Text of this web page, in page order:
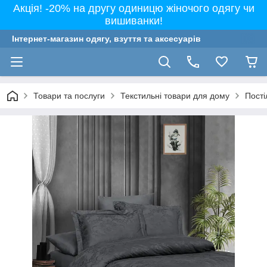
Акція! -20% на другу одиницю жіночого одягу чи
вишиванки!
Інтернет-магазин одягу, взуття та аксесуарів
Товари та послуги Текстильні товари для дому